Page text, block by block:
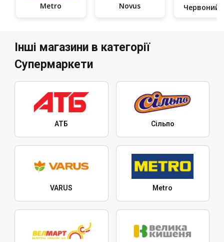
Metro Novus
Інші магазини в категорії
Супермаркети
АТБ Сільпо
VARUS Metro